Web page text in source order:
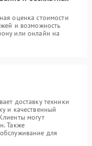
оценка стоимости
и возможность
или онлайн на
доставку техники
и качественный
могут
Также
для